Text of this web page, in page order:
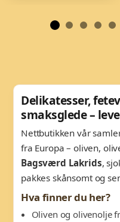
Delikatesser,
smaksglede –
Nettbutikken vår
fra Europa – oliven,
Bagsværd Lakrids,
pakkes skånsomt og
Hva finner du her?
Oliven og olivenolje